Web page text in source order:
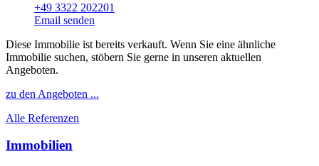
+49 3322 202201
Email senden
Diese Immobilie ist bereits verkauft. Wenn Sie eine ähnliche
Immobilie suchen, stöbern Sie gerne in unseren aktuellen
Angeboten.
zu den Angeboten ...
Alle Referenzen
Immobilien